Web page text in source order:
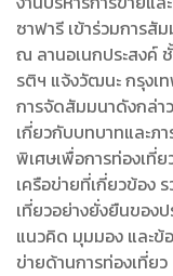
ซาฟารี เข้าร่วมการสั
ณ ลานอเนกประสงค์
รติฯ แจ้งวัฒนะ กรุงเ
การจัดสัมมนาดังกล่า
เกี่ยวกับบทบาทและภ
พิเศษเพื่อการท่องเที่
เครือข่ายที่เกี่ยวข้อง
เที่ยวอย่างยั่งยืนของ
แนวคิด มุมมอง และข้
ข่ายด้านการท่องเที่ยว